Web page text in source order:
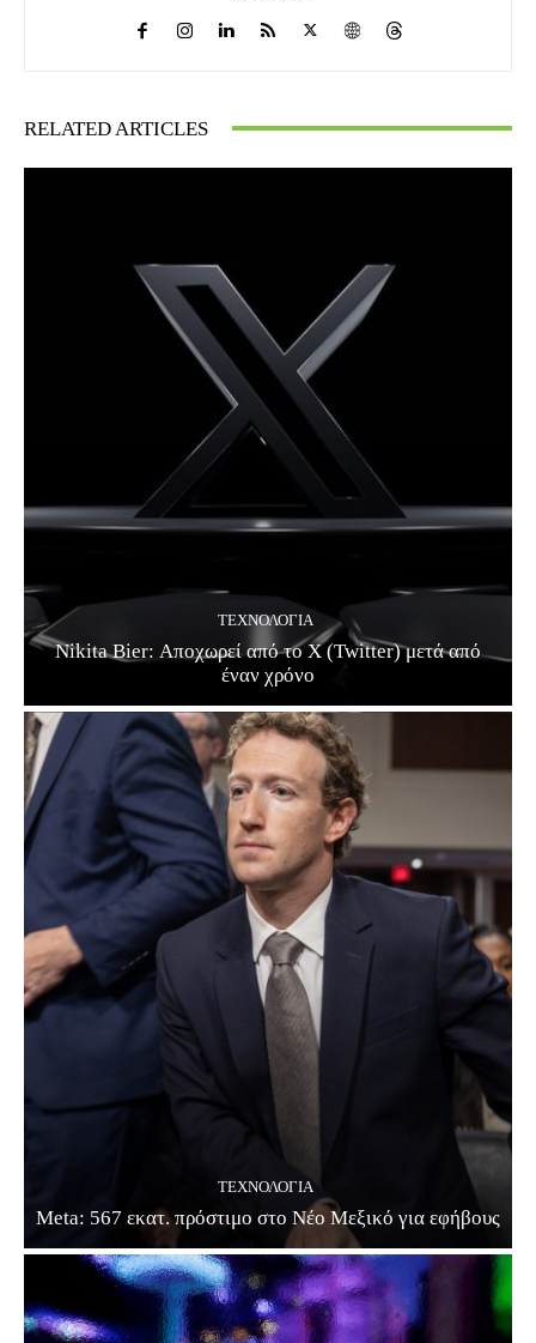
RELATED ARTICLES
ΤΕΧΝΟΛΟΓΊΑ
Nikita Bier: Αποχωρεί από το X (Twitter) μετά από
έναν χρόνο
ΤΕΧΝΟΛΟΓΊΑ
Meta: 567 εκατ. πρόστιμο στο Νέο Μεξικό για εφήβους